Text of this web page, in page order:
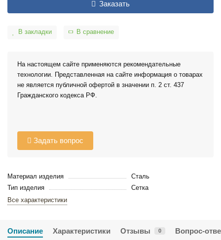
Заказать
В закладки В сравнение
На настоящем сайте применяются рекомендательные
технологии. Представленная на сайте информация о товарах
не является публичной офертой в значении п. 2 ст. 437
Гражданского кодекса РФ.
Задать вопрос
Материал изделия
Сталь
Тип изделия
Сетка
Все характеристики
Описание Характеристики Отзывы 0 Вопрос-